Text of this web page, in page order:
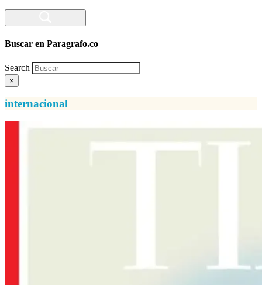
Buscar en Paragrafo.co
Search
×
internacional